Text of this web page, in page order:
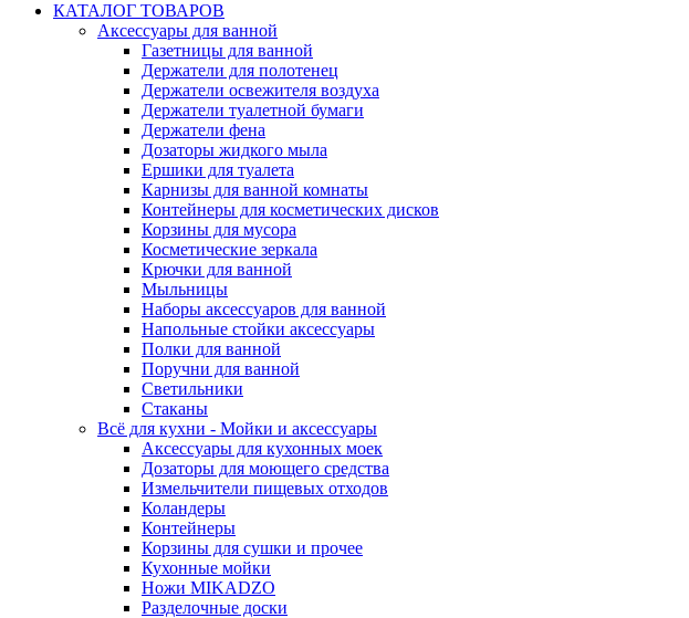
КАТАЛОГ ТОВАРОВ
Аксессуары для ванной
Газетницы для ванной
Держатели для полотенец
Держатели освежителя воздуха
Держатели туалетной бумаги
Держатели фена
Дозаторы жидкого мыла
Ершики для туалета
Карнизы для ванной комнаты
Контейнеры для косметических дисков
Корзины для мусора
Косметические зеркала
Крючки для ванной
Мыльницы
Наборы аксессуаров для ванной
Напольные стойки аксессуары
Полки для ванной
Поручни для ванной
Светильники
Стаканы
Всё для кухни - Мойки и аксессуары
Аксессуары для кухонных моек
Дозаторы для моющего средства
Измельчители пищевых отходов
Коландеры
Контейнеры
Корзины для сушки и прочее
Кухонные мойки
Ножи MIKADZO
Разделочные доски